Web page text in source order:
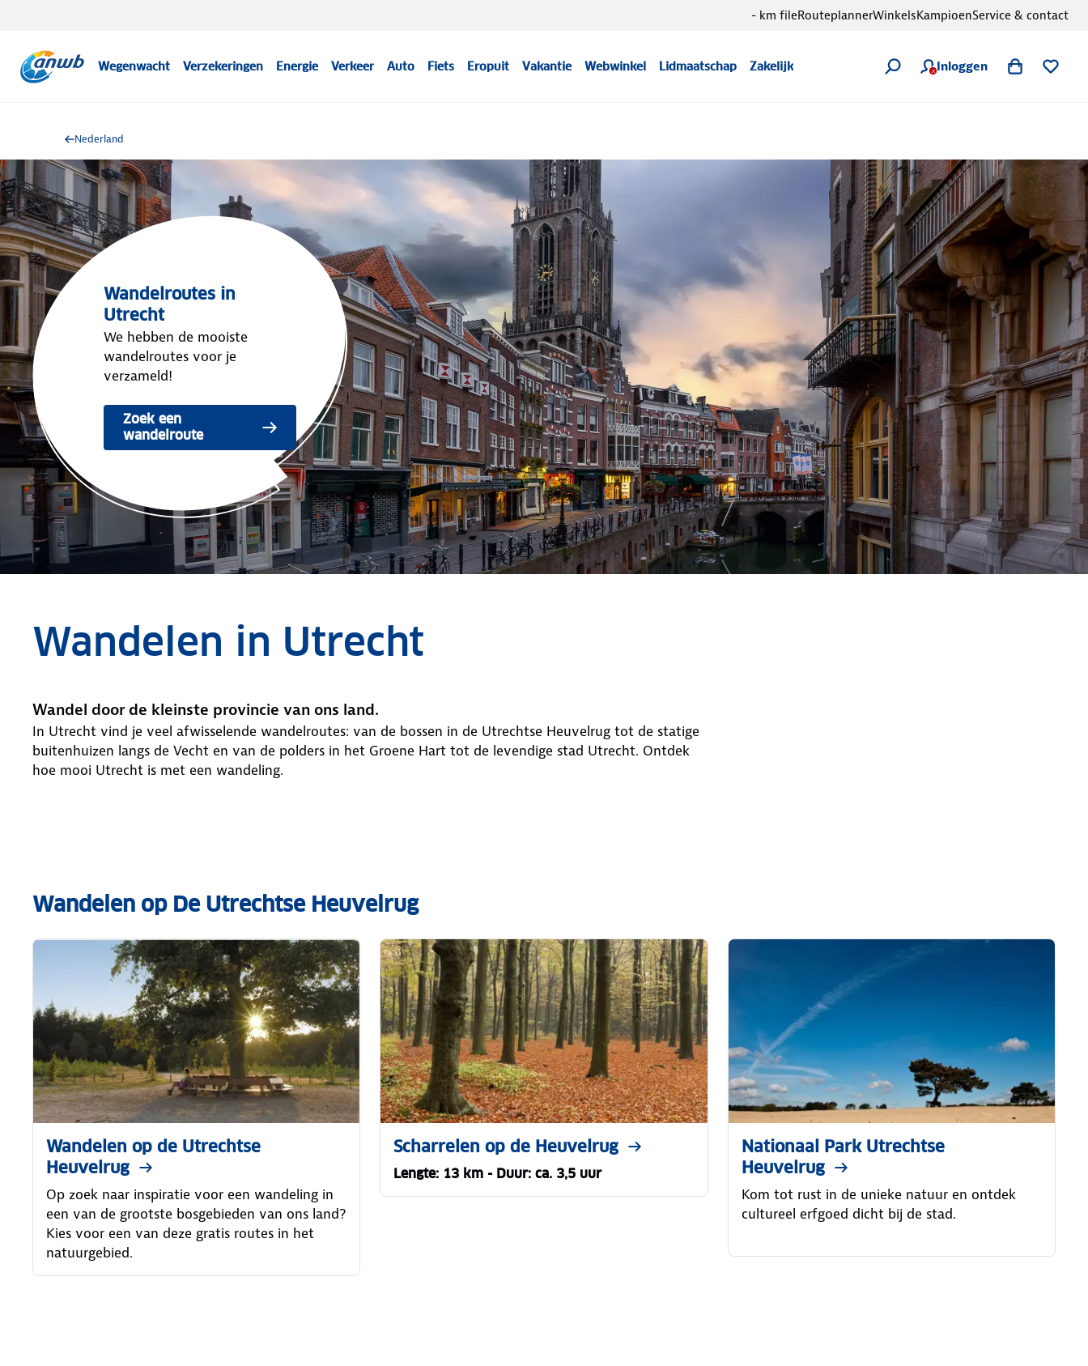
Wegenwacht Verzekeringen Energie Verkeer Auto Fiets Eropuit Vakantie Webwinkel Lidmaatschap Zakelijk Inloggen
- km fileRouteplannerWinkelsKampioenService & contact
Nederland
Wandelroutes in
Utrecht
We hebben de mooiste
wandelroutes voor je
verzameld!
Zoek een
wandelroute
Wandelen in Utrecht
Wandel door de kleinste provincie van ons land.
In Utrecht vind je veel afwisselende wandelroutes: van de bossen in de Utrechtse Heuvelrug tot de statige
buitenhuizen langs de Vecht en van de polders in het Groene Hart tot de levendige stad Utrecht. Ontdek
hoe mooi Utrecht is met een wandeling.
Wandelen op De Utrechtse Heuvelrug
Wandelen op de Utrechtse
Heuvelrug
Op zoek naar inspiratie voor een wandeling in
een van de grootste bosgebieden van ons land?
Kies voor een van deze gratis routes in het
natuurgebied.
Scharrelen op de Heuvelrug
Lengte: 13 km - Duur: ca. 3,5 uur
Nationaal Park Utrechtse
Heuvelrug
Kom tot rust in de unieke natuur en ontdek
cultureel erfgoed dicht bij de stad.